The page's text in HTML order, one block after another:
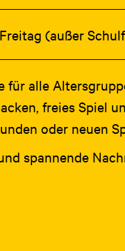
(außer
für alle
freies Spiel
oder neuen
spannende